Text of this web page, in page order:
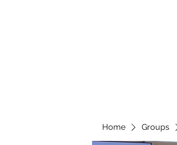
Home Groups